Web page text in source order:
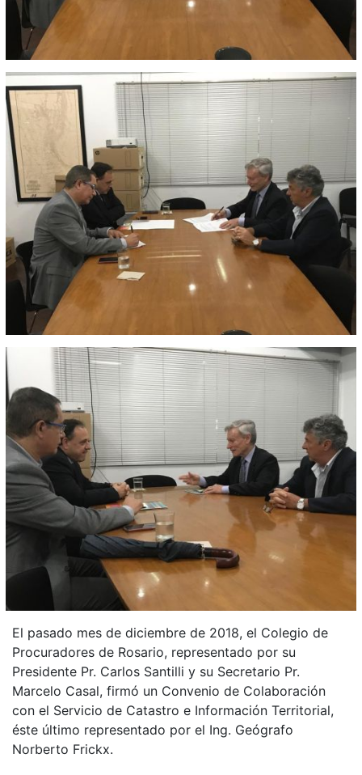
El pasado mes de diciembre de 2018, el Colegio de
Procuradores de Rosario, representado por su
Presidente Pr. Carlos Santilli y su Secretario Pr.
Marcelo Casal, firmó un Convenio de Colaboración
con el Servicio de Catastro e Información Territorial,
éste último representado por el Ing. Geógrafo
Norberto Frickx.